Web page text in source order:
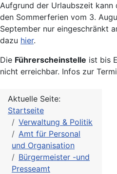
Aufgrund der Urlaubszeit kann
den Sommerferien vom 3.
September nur eingeschränkt
dazu hier.
Die Führerscheinstelle ist bis
nicht erreichbar. Infos zur
Aktuelle Seite:
Startseite
Verwaltung & Politik
Amt für Personal
und Organisation
Bürgermeister -und
Presseamt